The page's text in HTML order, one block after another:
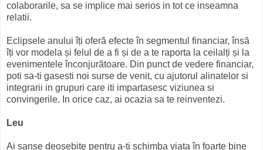
colaborarile, sa se implice mai serios in tot ce inseamna
relatii.
Eclipsele anului îți oferă efecte în segmentul financiar, însă
îți vor modela și felul de a fi și de a te raporta la ceilalți și la
evenimentele înconjurătoare. Din punct de vedere financiar,
poti sa-ti gasesti noi surse de venit, cu ajutorul alinatelor si
integrarii in grupuri care iti impartasesc viziunea si
convingerile. In orice caz, ai ocazia sa te reinventezi.
Leu
Ai șanse deosebite pentru a-ți schimba viața în foarte bine